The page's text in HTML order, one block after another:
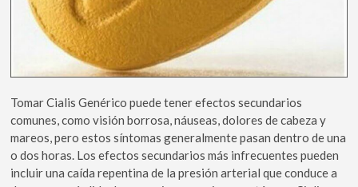
Tomar Cialis Genérico puede tener efectos secundarios
comunes, como visión borrosa, náuseas, dolores de cabeza y
mareos, pero estos síntomas generalmente pasan dentro de una
o dos horas. Los efectos secundarios más infrecuentes pueden
incluir una caída repentina de la presión arterial que conduce a